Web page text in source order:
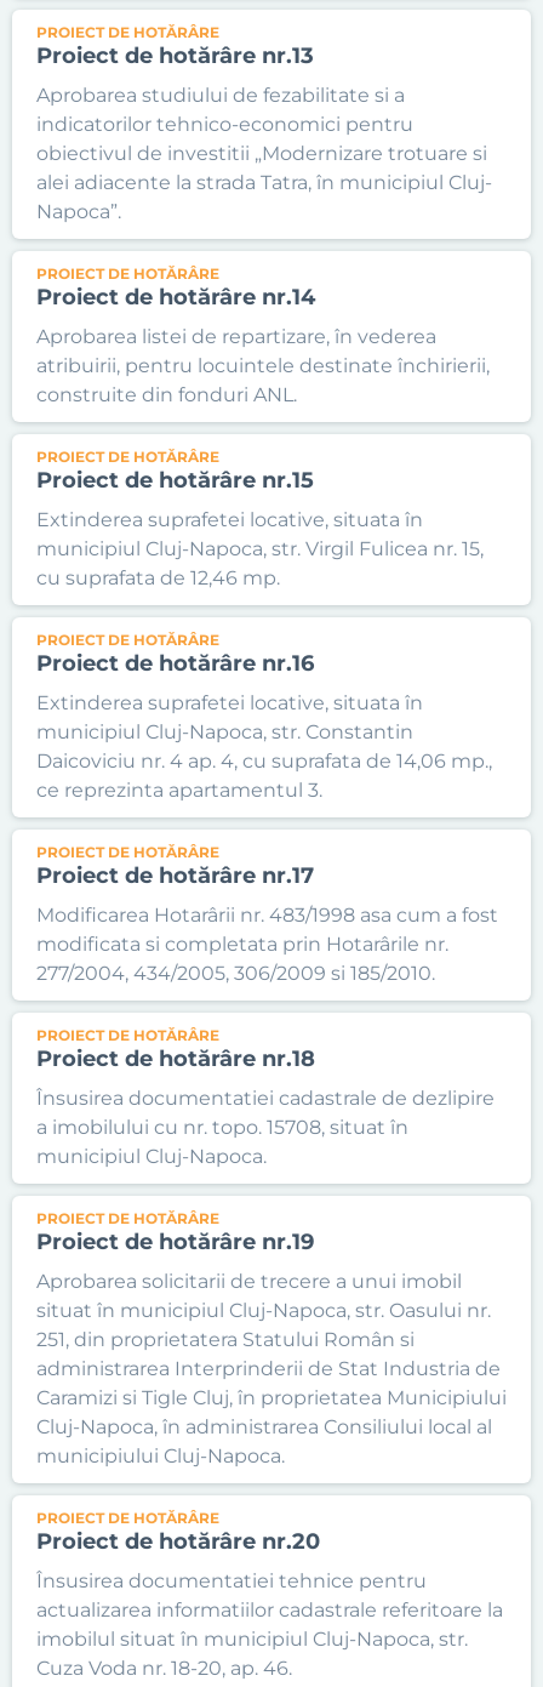
PROIECT DE HOTĂRÂRE
Proiect de hotărâre nr.13
Aprobarea studiului de fezabilitate si a
indicatorilor tehnico-economici pentru
obiectivul de investitii „Modernizare trotuare si
alei adiacente la strada Tatra, în municipiul Cluj-
Napoca”.
PROIECT DE HOTĂRÂRE
Proiect de hotărâre nr.14
Aprobarea listei de repartizare, în vederea
atribuirii, pentru locuintele destinate închirierii,
construite din fonduri ANL.
PROIECT DE HOTĂRÂRE
Proiect de hotărâre nr.15
Extinderea suprafetei locative, situata în
municipiul Cluj-Napoca, str. Virgil Fulicea nr. 15,
cu suprafata de 12,46 mp.
PROIECT DE HOTĂRÂRE
Proiect de hotărâre nr.16
Extinderea suprafetei locative, situata în
municipiul Cluj-Napoca, str. Constantin
Daicoviciu nr. 4 ap. 4, cu suprafata de 14,06 mp.,
ce reprezinta apartamentul 3.
PROIECT DE HOTĂRÂRE
Proiect de hotărâre nr.17
Modificarea Hotarârii nr. 483/1998 asa cum a fost
modificata si completata prin Hotarârile nr.
277/2004, 434/2005, 306/2009 si 185/2010.
PROIECT DE HOTĂRÂRE
Proiect de hotărâre nr.18
Însusirea documentatiei cadastrale de dezlipire
a imobilului cu nr. topo. 15708, situat în
municipiul Cluj-Napoca.
PROIECT DE HOTĂRÂRE
Proiect de hotărâre nr.19
Aprobarea solicitarii de trecere a unui imobil
situat în municipiul Cluj-Napoca, str. Oasului nr.
251, din proprietatera Statului Român si
administrarea Interprinderii de Stat Industria de
Caramizi si Tigle Cluj, în proprietatea Municipiului
Cluj-Napoca, în administrarea Consiliului local al
municipiului Cluj-Napoca.
PROIECT DE HOTĂRÂRE
Proiect de hotărâre nr.20
Însusirea documentatiei tehnice pentru
actualizarea informatiilor cadastrale referitoare la
imobilul situat în municipiul Cluj-Napoca, str.
Cuza Voda nr. 18-20, ap. 46.